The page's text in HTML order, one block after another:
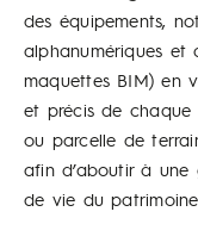
des équipements,
alphanumériques et
maquettes BIM) en
et précis de chaque
ou parcelle de
afin d’aboutir à
de vie du